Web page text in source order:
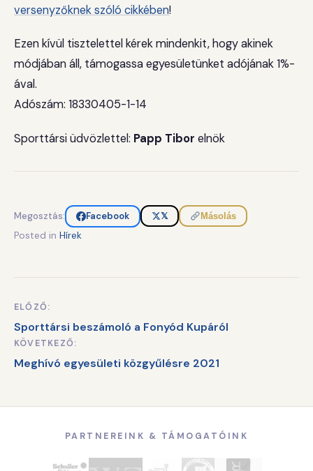
versenyzőknek szóló cikkében!
Ezen kívül tisztelettel kérek mindenkit, hogy akinek
módjában áll, támogassa egyesületünket adójának 1%-
ával.
Adószám: 18330405-1-14
Sporttársi üdvözlettel: Papp Tibor elnök
Megosztás: Facebook 𝕏 Másolás
Posted in Hírek
Bejegyzés
navigáció
ELŐZŐ:
Sporttársi beszámoló a Fonyód Kupáról
KÖVETKEZŐ:
Meghívó egyesületi közgyűlésre 2021
PARTNEREINK & TÁMOGATÓINK